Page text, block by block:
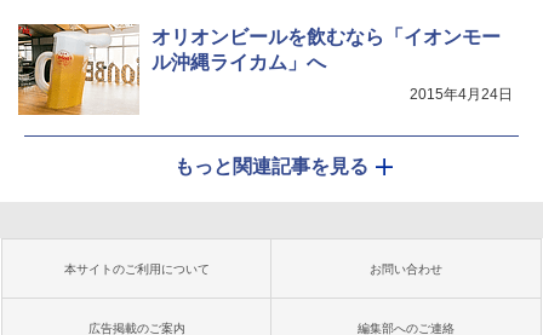
オリオンビールを飲むなら「イオンモー
ル沖縄ライカム」へ
2015年4月24日
もっと関連記事を見る
本サイトのご利用について お問い合わせ
広告掲載のご案内 編集部へのご連絡